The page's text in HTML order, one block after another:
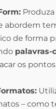
abordem
de forma
palavras-
os
– como